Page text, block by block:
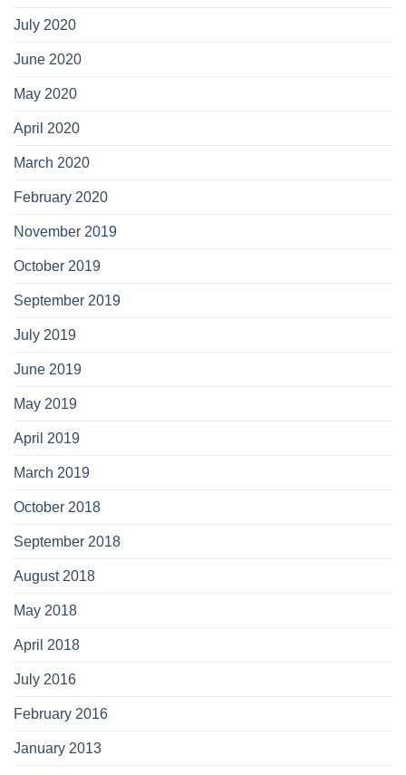
July 2020
June 2020
May 2020
April 2020
March 2020
February 2020
November 2019
October 2019
September 2019
July 2019
June 2019
May 2019
April 2019
March 2019
October 2018
September 2018
August 2018
May 2018
April 2018
July 2016
February 2016
January 2013